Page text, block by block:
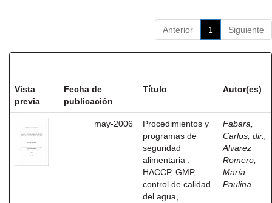
Anterior 1 Siguiente
Vista
previa
Fecha de
publicación
Título Autor(es)
may-2006
Procedimientos y
programas de
seguridad
alimentaria :
HACCP, GMP,
control de calidad
del agua,
Fabara,
Carlos, dir. ;
Alvarez
Romero,
María
Paulina